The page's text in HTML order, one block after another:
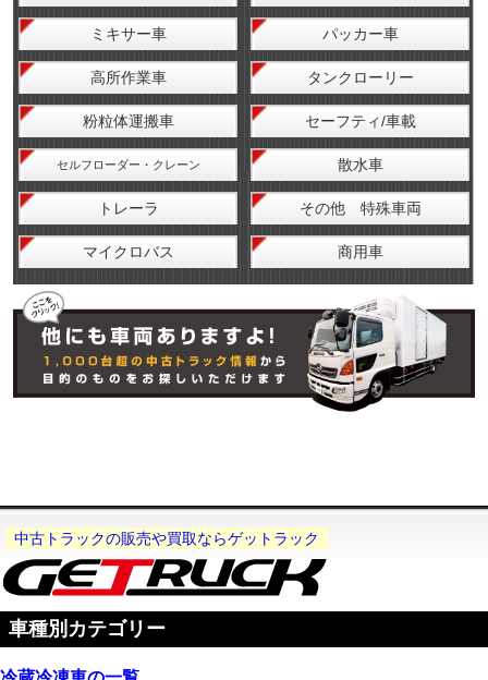
ミキサー車 パッカー車
高所作業車 タンクローリー
粉粒体運搬車 セーフティ/車載
セルフローダー・クレーン 散水車
トレーラ その他 特殊車両
マイクロバス 商用車
中古トラックの販売や買取ならゲットラック
車種別カテゴリー